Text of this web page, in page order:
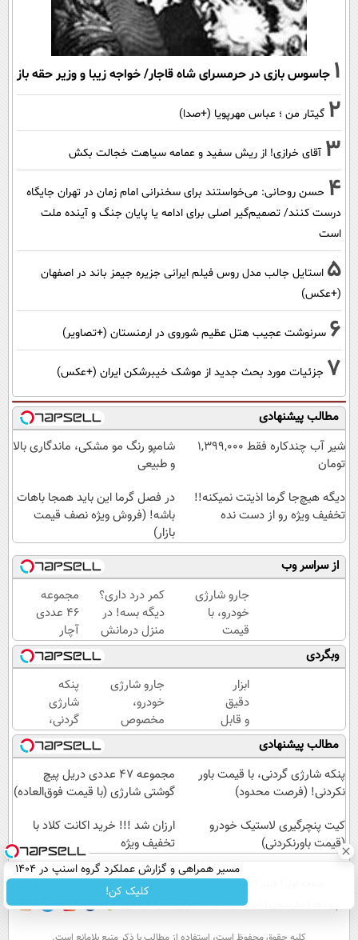
1 جاسوس بازی در حرمسرای شاه قاجار/ خواجه زیبا و وزیر حقه باز
2 گیتار من ؛ عباس مهرپویا (+صدا)
3 آقای خرازی! از ریش سفید و عمامه سیاهت خجالت بکش
4 حسن روحانی: می‌خواستند برای سخنرانی امام زمان در تهران جایگاه
درست کنند/ تصمیم‌گیر اصلی برای ادامه یا پایان جنگ و آینده ملت
است
5 استایل جالب مدل روس فیلم ایرانی جزیره جیمز باند در اصفهان
(+عکس)
6 سرنوشت عجیب هتل عظیم شوروی در ارمنستان (+تصاویر)
7 جزئیات مورد بحث جدید از موشک خیبرشکن ایران (+عکس)
مطالب پیشنهادی
شیر آب چندکاره فقط 1,399,000
تومان
شامپو رنگ مو مشکی، ماندگاری بالا
و طبیعی
دیگه هیچ‌جا گرما اذیتت نمیکنه!!
تخفیف ویژه رو از دست نده
در فصل گرما این باید همجا باهات
باشه! (فروش ویژه نصف قیمت
بازار)
از سراسر وب
جارو شارژی
خودرو، با
قیمت
فوق‌العاده!!!
کمر درد داری؟
دیگه بسه! در
منزل درمانش
کن
(◀پرسش‌نامه)
مجموعه
۴۶ عددی
آچار
بکس،
مخصوص
مردان
واقعی!!
(مشاهده
قیمت
فوق‌العاده)
وبگردی
ابزار
دقیق
و قابل
اعتماد
برای
اندازه
گیری
خون
(نصف
جارو شارژی
خودرو،
مخصوص
ماشین‌باز‌ها!!
قیمت با
تخفیف: فقط
1,499,000
پنکه
شارژی
گردنی،
با
قیمت
باور
نکردنی!
محدود)
مطالب پیشنهادی
پنکه شارژی گردنی، با قیمت باور
نکردنی! (فرصت محدود)
مجموعه 47 عددی دریل پیچ
گوشتی شارژی‌ (با قیمت فوق‌العاده)
کیت پنچرگیری لاستیک خودرو
(قیمت باورنکردنی)
ارزان شد !!! خرید اکانت کلاد با
تخفیف ویژه
مسیر همراهی و گزارش عملکرد گروه اسنپ در ۱۴۰۴
کلیک کن!
عصر ایران۲ درباره عصرایران تماس با ما
آب و هوا اوقات شرعی سواد زندگی